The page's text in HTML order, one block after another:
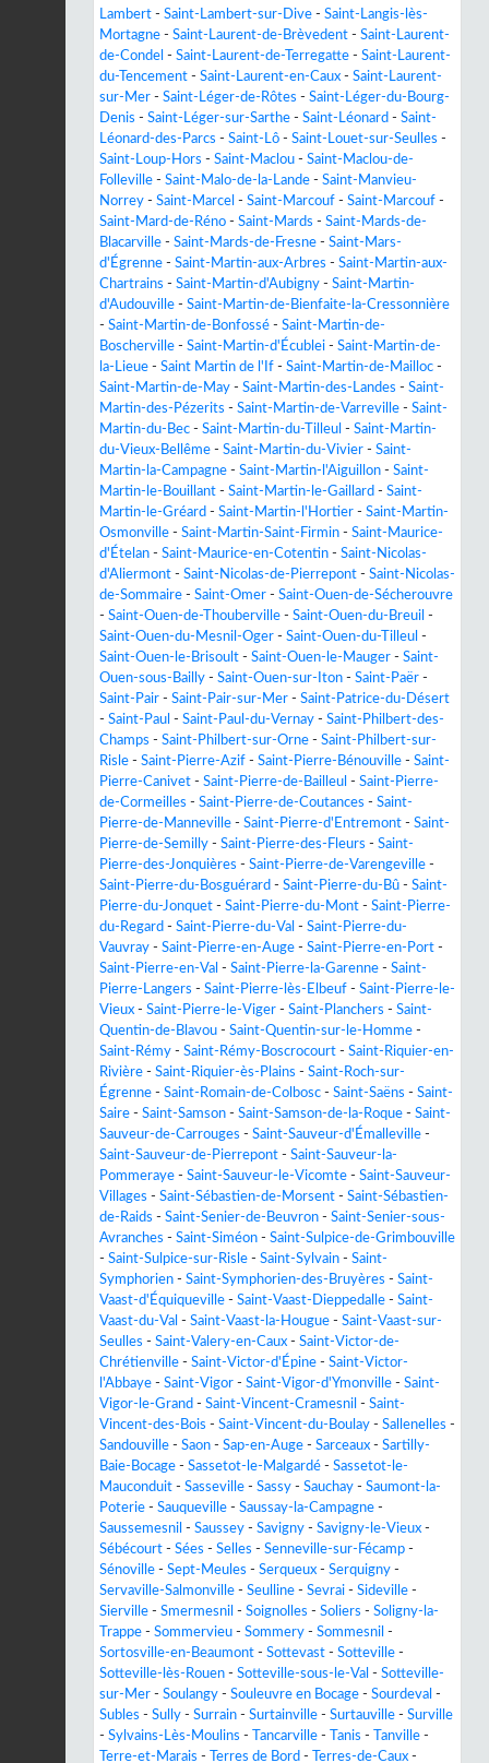
Lambert - Saint-Lambert-sur-Dive - Saint-Langis-lès-
Mortagne - Saint-Laurent-de-Brèvedent - Saint-Laurent-
de-Condel - Saint-Laurent-de-Terregatte - Saint-Laurent-
du-Tencement - Saint-Laurent-en-Caux - Saint-Laurent-
sur-Mer - Saint-Léger-de-Rôtes - Saint-Léger-du-Bourg-
Denis - Saint-Léger-sur-Sarthe - Saint-Léonard - Saint-
Léonard-des-Parcs - Saint-Lô - Saint-Louet-sur-Seulles -
Saint-Loup-Hors - Saint-Maclou - Saint-Maclou-de-
Folleville - Saint-Malo-de-la-Lande - Saint-Manvieu-
Norrey - Saint-Marcel - Saint-Marcouf - Saint-Marcouf -
Saint-Mard-de-Réno - Saint-Mards - Saint-Mards-de-
Blacarville - Saint-Mards-de-Fresne - Saint-Mars-
d'Égrenne - Saint-Martin-aux-Arbres - Saint-Martin-aux-
Chartrains - Saint-Martin-d'Aubigny - Saint-Martin-
d'Audouville - Saint-Martin-de-Bienfaite-la-Cressonnière
- Saint-Martin-de-Bonfossé - Saint-Martin-de-
Boscherville - Saint-Martin-d'Écublei - Saint-Martin-de-
la-Lieue - Saint Martin de l'If - Saint-Martin-de-Mailloc -
Saint-Martin-de-May - Saint-Martin-des-Landes - Saint-
Martin-des-Pézerits - Saint-Martin-de-Varreville - Saint-
Martin-du-Bec - Saint-Martin-du-Tilleul - Saint-Martin-
du-Vieux-Bellême - Saint-Martin-du-Vivier - Saint-
Martin-la-Campagne - Saint-Martin-l'Aiguillon - Saint-
Martin-le-Bouillant - Saint-Martin-le-Gaillard - Saint-
Martin-le-Gréard - Saint-Martin-l'Hortier - Saint-Martin-
Osmonville - Saint-Martin-Saint-Firmin - Saint-Maurice-
d'Ételan - Saint-Maurice-en-Cotentin - Saint-Nicolas-
d'Aliermont - Saint-Nicolas-de-Pierrepont - Saint-Nicolas-
de-Sommaire - Saint-Omer - Saint-Ouen-de-Sécherouvre
- Saint-Ouen-de-Thouberville - Saint-Ouen-du-Breuil -
Saint-Ouen-du-Mesnil-Oger - Saint-Ouen-du-Tilleul -
Saint-Ouen-le-Brisoult - Saint-Ouen-le-Mauger - Saint-
Ouen-sous-Bailly - Saint-Ouen-sur-Iton - Saint-Paër -
Saint-Pair - Saint-Pair-sur-Mer - Saint-Patrice-du-Désert
- Saint-Paul - Saint-Paul-du-Vernay - Saint-Philbert-des-
Champs - Saint-Philbert-sur-Orne - Saint-Philbert-sur-
Risle - Saint-Pierre-Azif - Saint-Pierre-Bénouville - Saint-
Pierre-Canivet - Saint-Pierre-de-Bailleul - Saint-Pierre-
de-Cormeilles - Saint-Pierre-de-Coutances - Saint-
Pierre-de-Manneville - Saint-Pierre-d'Entremont - Saint-
Pierre-de-Semilly - Saint-Pierre-des-Fleurs - Saint-
Pierre-des-Jonquières - Saint-Pierre-de-Varengeville -
Saint-Pierre-du-Bosguérard - Saint-Pierre-du-Bû - Saint-
Pierre-du-Jonquet - Saint-Pierre-du-Mont - Saint-Pierre-
du-Regard - Saint-Pierre-du-Val - Saint-Pierre-du-
Vauvray - Saint-Pierre-en-Auge - Saint-Pierre-en-Port -
Saint-Pierre-en-Val - Saint-Pierre-la-Garenne - Saint-
Pierre-Langers - Saint-Pierre-lès-Elbeuf - Saint-Pierre-le-
Vieux - Saint-Pierre-le-Viger - Saint-Planchers - Saint-
Quentin-de-Blavou - Saint-Quentin-sur-le-Homme -
Saint-Rémy - Saint-Rémy-Boscrocourt - Saint-Riquier-en-
Rivière - Saint-Riquier-ès-Plains - Saint-Roch-sur-
Égrenne - Saint-Romain-de-Colbosc - Saint-Saëns - Saint-
Saire - Saint-Samson - Saint-Samson-de-la-Roque - Saint-
Sauveur-de-Carrouges - Saint-Sauveur-d'Émalleville -
Saint-Sauveur-de-Pierrepont - Saint-Sauveur-la-
Pommeraye - Saint-Sauveur-le-Vicomte - Saint-Sauveur-
Villages - Saint-Sébastien-de-Morsent - Saint-Sébastien-
de-Raids - Saint-Senier-de-Beuvron - Saint-Senier-sous-
Avranches - Saint-Siméon - Saint-Sulpice-de-Grimbouville
- Saint-Sulpice-sur-Risle - Saint-Sylvain - Saint-
Symphorien - Saint-Symphorien-des-Bruyères - Saint-
Vaast-d'Équiqueville - Saint-Vaast-Dieppedalle - Saint-
Vaast-du-Val - Saint-Vaast-la-Hougue - Saint-Vaast-sur-
Seulles - Saint-Valery-en-Caux - Saint-Victor-de-
Chrétienville - Saint-Victor-d'Épine - Saint-Victor-
l'Abbaye - Saint-Vigor - Saint-Vigor-d'Ymonville - Saint-
Vigor-le-Grand - Saint-Vincent-Cramesnil - Saint-
Vincent-des-Bois - Saint-Vincent-du-Boulay - Sallenelles -
Sandouville - Saon - Sap-en-Auge - Sarceaux - Sartilly-
Baie-Bocage - Sassetot-le-Malgardé - Sassetot-le-
Mauconduit - Sasseville - Sassy - Sauchay - Saumont-la-
Poterie - Sauqueville - Saussay-la-Campagne -
Saussemesnil - Saussey - Savigny - Savigny-le-Vieux -
Sébécourt - Sées - Selles - Senneville-sur-Fécamp -
Sénoville - Sept-Meules - Serqueux - Serquigny -
Servaville-Salmonville - Seulline - Sevrai - Sideville -
Sierville - Smermesnil - Soignolles - Soliers - Soligny-la-
Trappe - Sommervieu - Sommery - Sommesnil -
Sortosville-en-Beaumont - Sottevast - Sotteville -
Sotteville-lès-Rouen - Sotteville-sous-le-Val - Sotteville-
sur-Mer - Soulangy - Souleuvre en Bocage - Sourdeval -
Subles - Sully - Surrain - Surtainville - Surtauville - Surville
- Sylvains-Lès-Moulins - Tancarville - Tanis - Tanville -
Terre-et-Marais - Terres de Bord - Terres-de-Caux -